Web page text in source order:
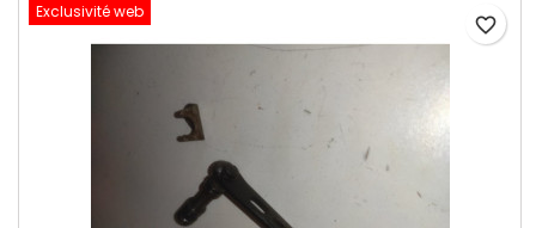
Exclusivité web
favorite_border